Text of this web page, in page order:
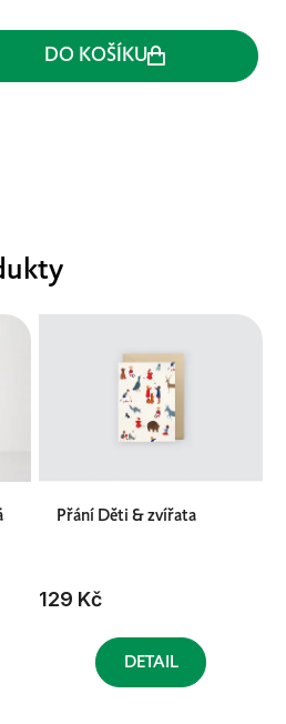
DO KOŠÍKU
Přání Děti & zvířata
129 Kč
DETAIL